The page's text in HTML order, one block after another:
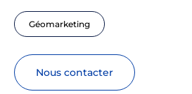
Géomarketing
nous contacter